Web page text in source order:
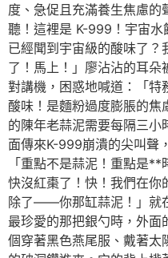
度、急促且充滿養生焦慮
聽！這裡是 K-999！宇宙水
已經聞到宇宙級的酸味了？
了！馬上！」廖沾沾的耳
對講機，困惑地喊道：「特
酸味！是麵粉過度膨脹的焦
的陳年老蒜泥需要每隔三
面傳來K-999崩潰的尖叫聲
「重點不是蒜泥！重點是
快沒紅棗了！快！我們在你
除了——你那缸蒜泥！」就
最珍愛的那把銀勺時，外
個穿著黑色燕尾服、戴著太